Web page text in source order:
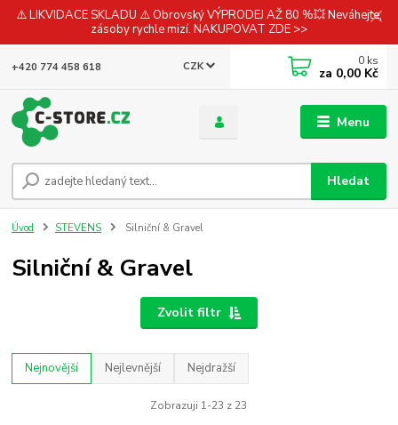
⚠️ LIKVIDACE SKLADU ⚠️ Obrovský VÝPRODEJ AŽ 80 %💥 Neváhejte,
zásoby rychle mizí. NAKUPOVAT ZDE >>
Menu
CZK
Hledat
+420 774 458 618 0 ks
za 0,00 Kč
Úvod STEVENS Silniční & Gravel
Silniční & Gravel
Zvolit filtr
Nejnovější Nejlevnější Nejdražší
Zobrazuji 1-23 z 23